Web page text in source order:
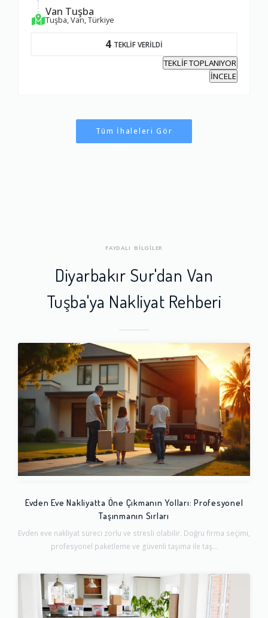
Van Tuşba
Tuşba, Van, Türkiye
4 TEKLİF VERİLDİ
TEKLİF TOPLANIYOR
İNCELE
Tüm İhaleleri Gör
FAYDALI BİLGİLER
Diyarbakır Sur'dan Van
Tuşba'ya Nakliyat Rehberi
Evden Eve Nakliyatta Öne Çıkmanın Yolları: Profesyonel
Taşınmanın Sırları
Evden eve nakliyat süreci zorlu ve stresli olabilir. Doğru firma seçimi,
profesyonel paketleme ve güvenli taşıma ile taş...